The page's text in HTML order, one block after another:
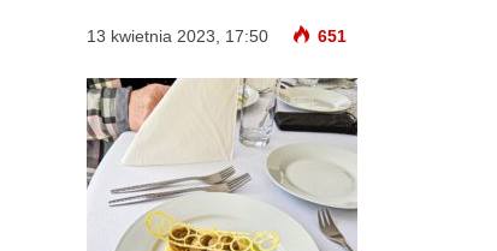
13 kwietnia 2023, 17:50 651